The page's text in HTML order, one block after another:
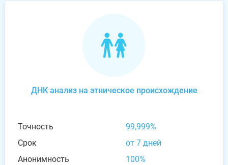
ДНК анализ на этническое происхождение
Точность
99,999%
Срок
от 7 дней
Анонимность
100%